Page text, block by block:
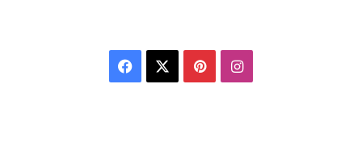
Facebook PinterestInstagram